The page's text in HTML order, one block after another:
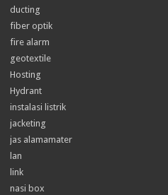
ducting
fiber optik
fire alarm
geotextile
Hosting
Hydrant
instalasi listrik
jacketing
jas alamamater
lan
link
nasi box